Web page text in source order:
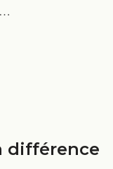
différence